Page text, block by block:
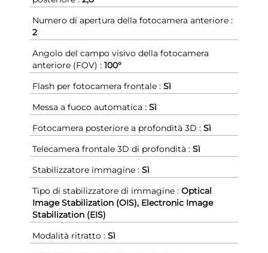
Numero di apertura della fotocamera anteriore :
2
Angolo del campo visivo della fotocamera
anteriore (FOV) : 100°
Flash per fotocamera frontale : Sì
Messa a fuoco automatica : Sì
Fotocamera posteriore a profondità 3D : Sì
Telecamera frontale 3D di profondità : Sì
Stabilizzatore immagine : Sì
Tipo di stabilizzatore di immagine : Optical
Image Stabilization (OIS), Electronic Image
Stabilization (EIS)
Modalità ritratto : Sì